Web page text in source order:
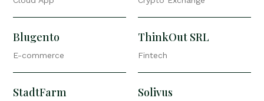
Blugento
E-commerce
ThinkOut SRL
Fintech
StadtFarm Solivus